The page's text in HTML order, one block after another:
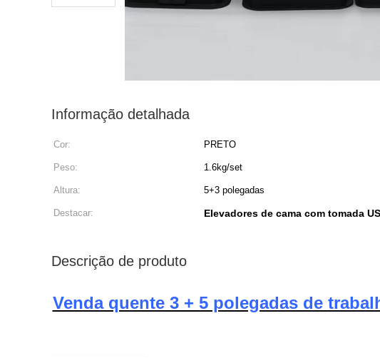
Informação detalhada
Cor: PRETO
Peso: 1.6kg/set
Altura: 5+3 polegadas
Destacar: Elevadores de cama com tomada
Descrição de produto
Venda quente 3 + 5 polegadas de